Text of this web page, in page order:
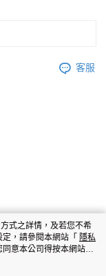
客服
式之詳情，及若您不希
，請參閱本網站「 隱私
意本公司得按本網站使